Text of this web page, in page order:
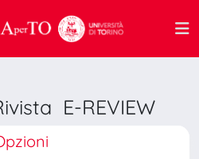
E-REVIEW